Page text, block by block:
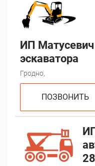
ИП
эскаватора
Гродно,
ПОЗВОНИТЬ